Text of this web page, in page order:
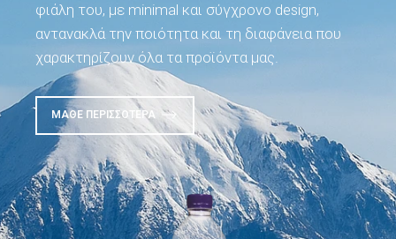
φιάλη του, με minimal και σύγχρονο design,
αντανακλά την ποιότητα και τη διαφάνεια που
χαρακτηρίζουν όλα τα προϊόντα μας.
ΜΆΘΕ ΠΕΡΙΣΣΌΤΕΡΑ